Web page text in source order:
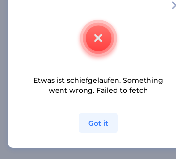
Gruselige Halloween-Animationen Mode Promo Opener
Etwas ist schiefgelaufen. Something
went wrong. Failed to fetch
Got it